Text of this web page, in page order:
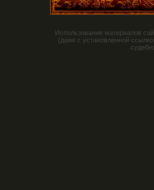
Использование материалов
(даже с установленной